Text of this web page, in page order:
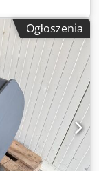
3 McCloskey
Chedpezpx
area
mm Bottom
Engine Deutz
We can
Ogłoszenia